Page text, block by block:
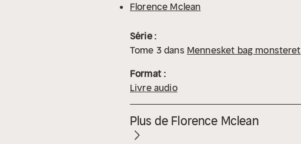
Florence Mclean
Série :
Tome 3dans Mennesket bag monsteret
Format :
Livre audio
Plus de Florence Mclean